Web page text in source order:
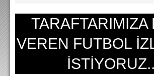
FİKSTÜR
A TAKIM KADROSU
TEKNİK KADRO
TARAFTARIMIZA
VEREN FUTBOL